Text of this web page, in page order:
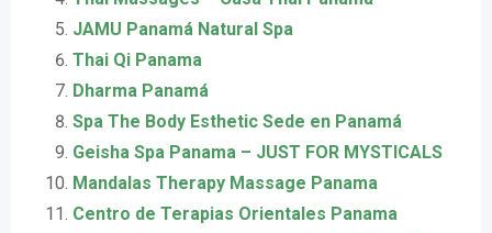
JAMU Panamá Natural Spa
Thai Qi Panama
Dharma Panamá
Spa The Body Esthetic Sede en Panamá
Geisha Spa Panama – JUST FOR MYSTICALS
Mandalas Therapy Massage Panama
Centro de Terapias Orientales Panama